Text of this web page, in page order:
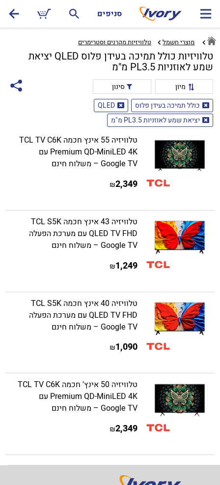
סניפים
מוצרי חשמל טלוויזיות מקרנים וסטרימרים‏
טלוויזיות כולל תמיכה בעידן פלוס QLED יציאת
שמע לאוזניות PL3.5 מ"מ
מיון
סינון
כולל תמיכה בעידן פלוס
QLED
יציאת שמע לאוזניות PL3.5 מ"מ
טלוויזיה 55 אינץ חכמה TCL TV C6K
Premium QD-MiniLED 4K עם
Google TV – משלוח חינם
2,349
₪
טלוויזיה 43 אינץ חכמה TCL S5K
QLED TV FHD עם מערכת הפעלה
Google TV – משלוח חינם
1,249
₪
טלוויזיה 40 אינץ חכמה TCL S5K
QLED TV FHD עם מערכת הפעלה
Google TV – משלוח חינם
1,090
₪
טלוויזיה 50 אינץ' חכמה TCL TV C6K
Premium QD-MiniLED 4K עם
Google TV – משלוח חינם
2,349
₪